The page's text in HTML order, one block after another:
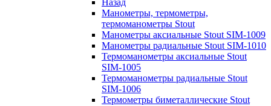
Назад
Манометры, термометры,
термоманометры Stout
Манометры аксиальные Stout SIM-1009
Манометры радиальные Stout SIM-1010
Термоманометры аксиальные Stout
SIM-1005
Термоманометры радиальные Stout
SIM-1006
Термометры биметаллические Stout